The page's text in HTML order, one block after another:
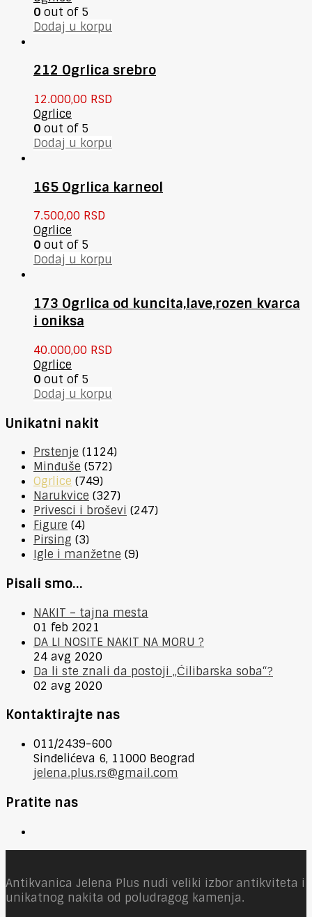
0 out of 5
Dodaj u korpu
212 Ogrlica srebro
12.000,00 RSD
Ogrlice
0 out of 5
Dodaj u korpu
165 Ogrlica karneol
7.500,00 RSD
Ogrlice
0 out of 5
Dodaj u korpu
173 Ogrlica od kuncita,lave,rozen kvarca
i oniksa
40.000,00 RSD
Ogrlice
0 out of 5
Dodaj u korpu
Unikatni nakit
Prstenje (1124)
Minđuše (572)
Ogrlice (749)
Narukvice (327)
Privesci i broševi (247)
Figure (4)
Pirsing (3)
Igle i manžetne (9)
Pisali smo…
NAKIT – tajna mesta
01 feb 2021
DA LI NOSITE NAKIT NA MORU ?
24 avg 2020
Da li ste znali da postoji „Ćilibarska soba“?
02 avg 2020
Kontaktirajte nas
011/2439-600
Sinđelićeva 6, 11000 Beograd
jelena.plus.rs@gmail.com
Pratite nas
Antikvanica Jelena Plus nudi veliki izbor antikviteta i
unikatnog nakita od poludragog kamenja.